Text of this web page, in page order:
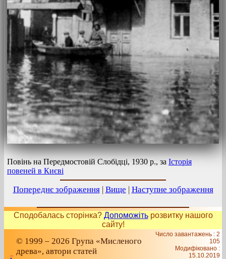
Повінь на Передмостовій Слобідці, 1930 р., за Історія
повеней в Києві
Попереднє зображення| Вище Наступне зображення
Сподобалась сторінка? Допоможітьрозвитку нашого
сайту!
© 1999 – 2026 Група «Мисленого
древа», автори статей
Число завантажень : 2
105
Модифіковано :
15.10.2019